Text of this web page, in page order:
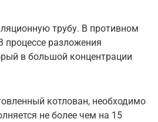
трубу. В противном
процессе разложения
в большой концентрации
котлован, необходимо
не более чем на 15